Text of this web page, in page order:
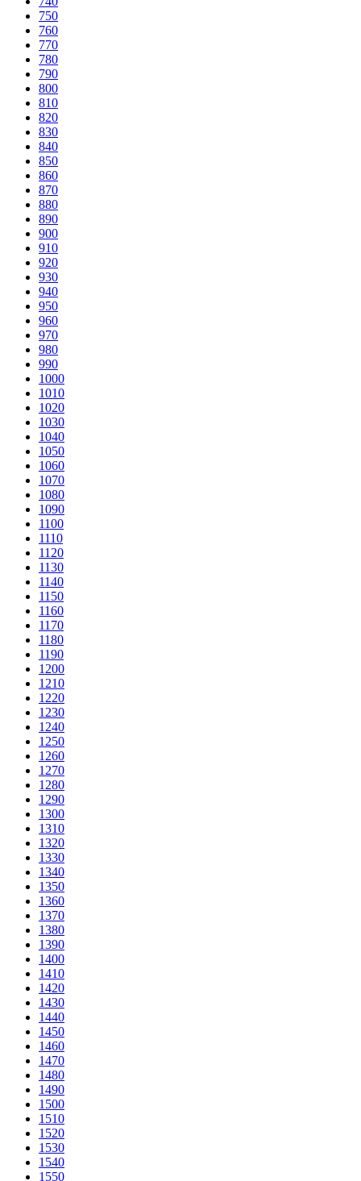
750
760
770
780
790
800
810
820
830
840
850
860
870
880
890
900
910
920
930
940
950
960
970
980
990
1000
1010
1020
1030
1040
1050
1060
1070
1080
1090
1100
1110
1120
1130
1140
1150
1160
1170
1180
1190
1200
1210
1220
1230
1240
1250
1260
1270
1280
1290
1300
1310
1320
1330
1340
1350
1360
1370
1380
1390
1400
1410
1420
1430
1440
1450
1460
1470
1480
1490
1500
1510
1520
1530
1540
1550